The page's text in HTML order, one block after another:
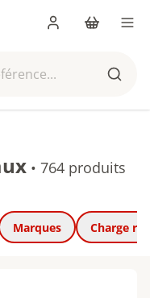
Panier
• 764 produits
Marques Charge